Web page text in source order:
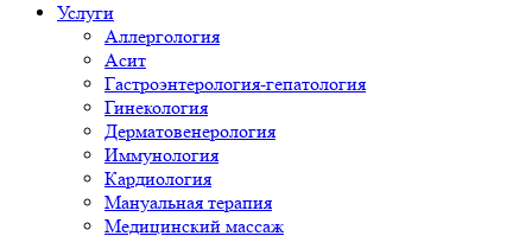
Услуги
Аллергология
Асит
Гастроэнтерология-гепатология
Гинекология
Дерматовенерология
Иммунология
Кардиология
Мануальная терапия
Медицинский массаж